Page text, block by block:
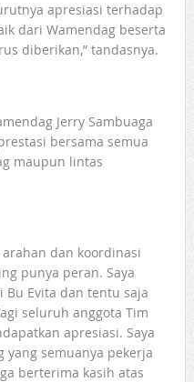
apresiasi terhadap
dari Wamendag beserta
diberikan,” tandasnya.
Jerry Sambuaga
bersama semua
maupun lintas
dan koordinasi
punya peran. Saya
Evita dan tentu saja
seluruh anggota Tim
apresiasi. Saya
yang semuanya pekerja
berterima kasih atas